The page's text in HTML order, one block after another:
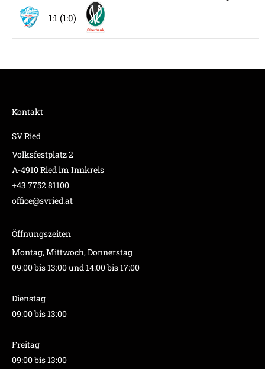
1:1 (1:0)
Kontakt
SV Ried
Volksfestplatz 2
A-4910 Ried im Innkreis
+43 7752 81100
office@svried.at
Öffnungszeiten
Montag, Mittwoch, Donnerstag
09:00 bis 13:00 und 14:00 bis 17:00
Dienstag
09:00 bis 13:00
Freitag
09:00 bis 13:00